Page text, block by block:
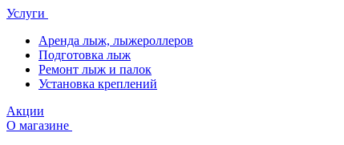
Услуги
Аренда лыж, лыжероллеров
Подготовка лыж
Ремонт лыж и палок
Установка креплений
Акции
О магазине